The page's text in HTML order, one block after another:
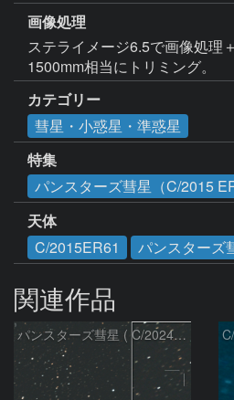
画像処理
ステライメージ6.5で画像処理
1500mm相当にトリミング。
カテゴリー
彗星・小惑星・準惑星
特集
パンスターズ彗星（C/2015
天体
C/2015ER61
パンスターズ
関連作品
パンスターズ彗星 ( C/2024R4 )：2026/07/27